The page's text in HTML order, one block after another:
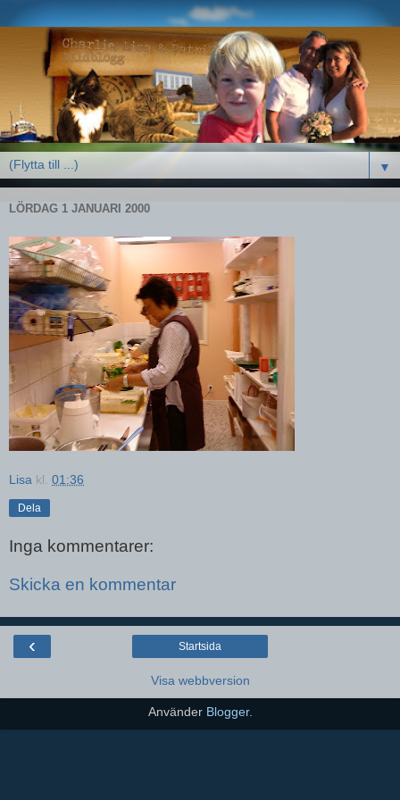
▼
LÖRDAG 1 JANUARI 2000
Lisa kl. 01:36
Dela
Inga kommentarer:
Skicka en kommentar
‹ Startsida
Visa webbversion
Använder Blogger.